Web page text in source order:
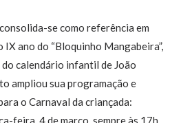
se como referência em
ano do “Bloquinho Mangabeira”,
do calendário infantil de João
ampliou sua programação e
o Carnaval da criançada:
feira, 4 de março, sempre às 17h,